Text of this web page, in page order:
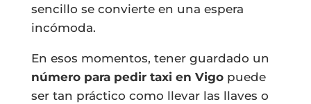
sencillo se convierte en una espera
incómoda.
En esos momentos, tener guardado un
número para pedir taxi en Vigopuede
ser tan práctico como llevar las llaves o